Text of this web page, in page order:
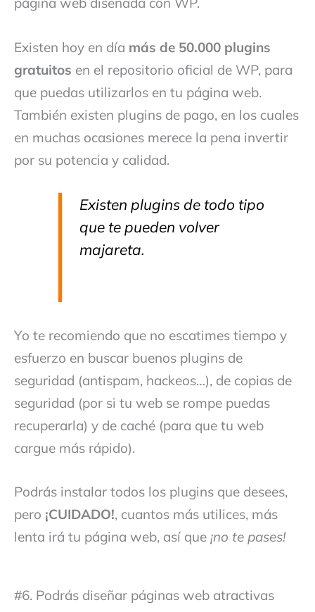
Existen hoy en día más de 50.000 plugins
gratuitos en el repositorio oficial de WP, para
que puedas utilizarlos en tu página web.
También existen plugins de pago, en los cuales
en muchas ocasiones merece la pena invertir
por su potencia y calidad.
Existen plugins de todo tipo
que te pueden volver
majareta.
Yo te recomiendo que no escatimes tiempo y
esfuerzo en buscar buenos plugins de
seguridad (antispam, hackeos…), de copias de
seguridad (por si tu web se rompe puedas
recuperarla) y de caché (para que tu web
cargue más rápido).
Podrás instalar todos los plugins que desees,
pero ¡CUIDADO!, cuantos más utilices, más
lenta irá tu página web, así que ¡no te pases!
#6. Podrás diseñar páginas web atractivas